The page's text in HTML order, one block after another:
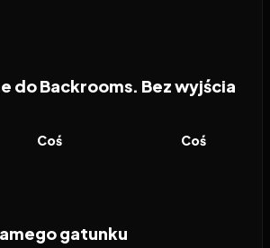
do Backrooms. Bez wyjścia
FILM
Coś FILM
Coś
gatunku